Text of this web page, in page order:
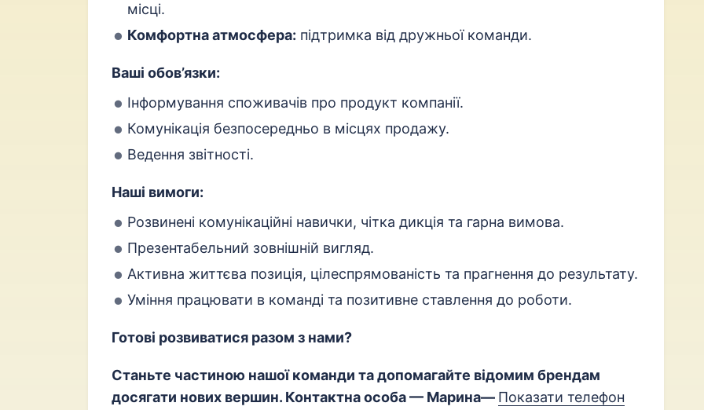
місці.
Комфортна атмосфера: підтримка від дружньої команди.
Ваші обов’язки:
Інформування споживачів про продукт компанії.
Комунікація безпосередньо в місцях продажу.
Ведення звітності.
Наші вимоги:
Розвинені комунікаційні навички, чітка дикція та гарна вимова.
Презентабельний зовнішній вигляд.
Активна життєва позиція, цілеспрямованість та прагнення до результату.
Уміння працювати в команді та позитивне ставлення до роботи.
Готові розвиватися разом з нами?
Станьте частиною нашої команди та допомагайте відомим брендам
досягати нових вершин. Контактна особа — Марина— Показати телефон